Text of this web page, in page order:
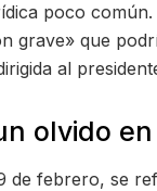
poco
grave» que
al
olvido
de febrero, se